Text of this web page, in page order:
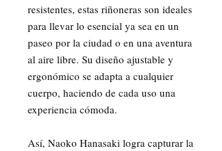
resistentes, estas riñoneras son ideales
para llevar lo esencial ya sea en un
paseo por la ciudad o en una aventura
al aire libre. Su diseño ajustable y
ergonómico se adapta a cualquier
cuerpo, haciendo de cada uso una
experiencia cómoda.
Así, Naoko Hanasaki logra capturar la